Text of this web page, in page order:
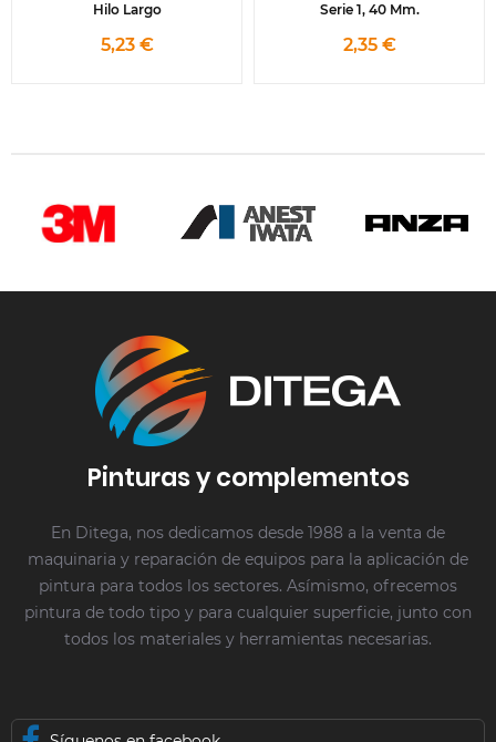
Hilo Largo
5,23 €
Serie 1, 40 Mm.
2,35 €
Pinturas y complementos
En Ditega, nos dedicamos desde 1988 a la venta de
maquinaria y reparación de equipos para la aplicación de
pintura para todos los sectores. Asímismo, ofrecemos
pintura de todo tipo y para cualquier superficie, junto con
todos los materiales y herramientas necesarias.